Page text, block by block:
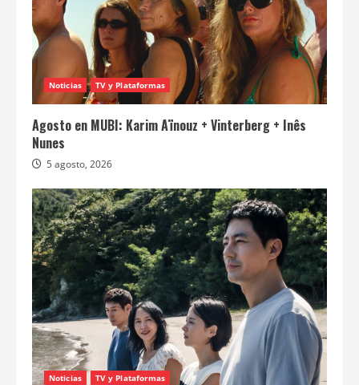
Noticias TV y Plataformas
Agosto en MUBI: Karim Aïnouz + Vinterberg + Inês
Nunes
5 agosto, 2026
Noticias TV y Plataformas